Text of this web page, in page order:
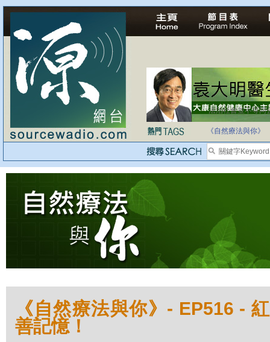
法治社會並不等同
《自然療法與你》
《自然療法與你》- EP516 -
善記憶！